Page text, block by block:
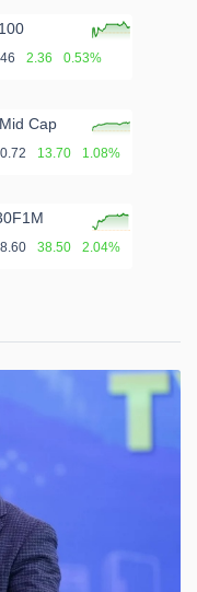
2.36 0.53%
Cap
13.70 1.08%
38.50 2.04%